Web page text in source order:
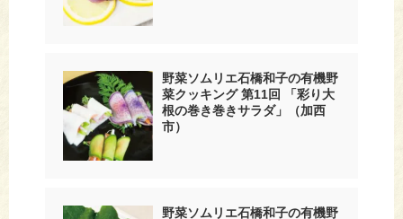
野菜ソムリエ石橋和子の有機野
菜クッキング 第11回 「彩り大
根の巻き巻きサラダ」（加西
市）
野菜ソムリエ石橋和子の有機野